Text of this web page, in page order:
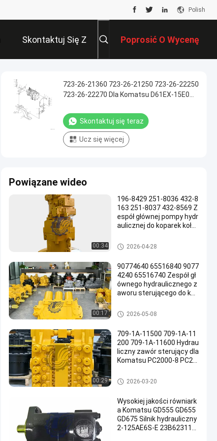
Polish
Skontaktuj Się Z
Nami
Poprosić O Wycenę
723-26-21360 723-26-21250 723-26-22250
723-26-22270 Dla Komatsu D61EX-15E0
Hydrauliczne Główne zawory sterujące
Maszyny budowlane Części pojemne
Wysokiej jakości oryginał
Skontaktuj się teraz
Ucz się więcej
Powiązane wideo
00:34
196-8429 251-8036 432-8
163 251-8037 432-8569 Z
espół głównej pompy hydr
aulicznej do koparek koło
okiej jakości części zamie
nne do dużych obciążeń
Pompa hydrauliczna koparki
2026-04-28
00:17
90774640 65516840 9077
4240 65516740 Zespół gł
ównego hydraulicznego z
aworu sterującego do kop
PC4000-6 Bardzo duże gó
rnicze części zamienne
Główny zawór sterujący kopar
ki
2026-05-08
00:29
709-1A-11500 709-1A-11
200 709-1A-11600 Hydrau
liczny zawór sterujący dla
Komatsu PC2000-8 PC20
Główny zawór sterujący kopar
ki
2026-03-20
Wysokiej jakości równiark
a Komatsu GD555 GD655
GD675 Silnik hydrauliczny
2-125AE6S-E 23B623110